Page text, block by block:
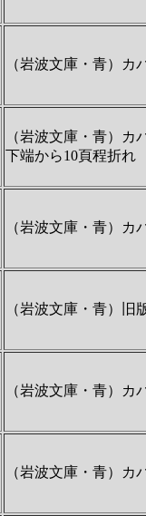
（岩波文庫・青）カ
（岩波文庫・青）カ
下端から10頁程折れ
（岩波文庫・青）カ
（岩波文庫・青）旧
（岩波文庫・青）カ
（岩波文庫・青）カ